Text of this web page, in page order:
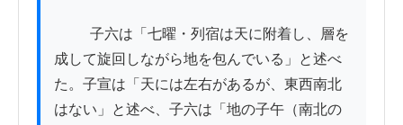
成して旋回しながら地を包んでいる」と述べ
た。子宣は「天には左右があるが、東西南北
はない」と述べ、子六は「地の子午（南北の